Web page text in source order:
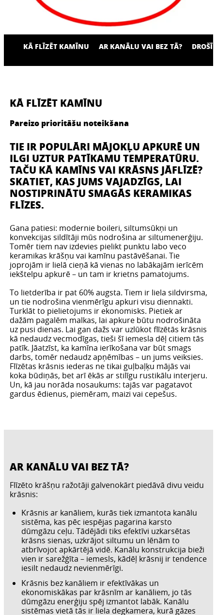
KĀ FLĪZĒT KAMĪNU AR KANĀLU VAI BEZ TĀ?
KĀ FLĪZĒT KAMĪNU
Pareizo prioritāšu noteikšana
TIE IR POPULĀRI MĀJOKĻU APKURĒ UN
ILGI UZTUR PATĪKAMU TEMPERATŪRU.
TAČU KĀ KAMĪNS VAI KRĀSNS JĀFLĪZĒ?
SKATIET, KAS JUMS VAJADZĪGS, LAI
NOSTIPRINĀTU SMAGĀS KERAMIKAS
FLĪZES.
Gana patiesi: modernie boileri, siltumsūkņi un
konvekcijas sildītāji mūs nodrošina ar siltumenerģiju.
Tomēr tiem nav izdevies pielikt punktu labo veco
keramikas krāšņu vai kamīnu pastāvēšanai. Tie
joprojām ir lielā cieņā kā vienas no labākajām ierīcēm
iekštelpu apkurē – un tam ir krietns pamatojums.
To lietderība ir pat 60% augsta. Tiem ir liela sildvirsma,
un tie nodrošina vienmērīgu apkuri visu diennakti.
Turklāt to pielietojums ir ekonomisks. Pietiek ar
dažām pagalēm malkas, lai apkure būtu nodrošināta
uz pusi dienas. Lai gan dažs var uzlūkot flīzētās krāsnis
kā nedaudz vecmodīgas, tieši šī iemesla dēļ citiem tās
patīk. Jāatzīst, ka kamīna ierīkošana var būt smags
darbs, tomēr nedaudz apņēmības – un jums veiksies.
Flīzētas krāsnis iederas ne tikai guļbaļķu mājās vai
koka būdiņās, bet arī ēkās ar stilīgu rustikālu interjeru.
Un, kā jau norāda nosaukums: tajās var pagatavot
gardus ēdienus, piemēram, maizi vai cepešus.
AR KANĀLU VAI BEZ TĀ?
Flīzēto krāšņu ražotāji galvenokārt piedāvā divu veidu
krāsnis:
Krāsnis ar kanāliem, kurās tiek izmantota kanālu
sistēma, kas pēc iespējas pagarina karsto
dūmgāzu ceļu. Tādējādi tiks efektīvi uzkarsētas
krāsns sienas, uzkrājot siltumu un lēnām to
atbrīvojot apkārtējā vidē. Kanālu konstrukcija bieži
vien ir sarežģīta – iemesls, kādēļ krāsnij ir tendence
iesilt nedaudz nevienmērīgi.
Krāsnis bez kanāliem ir efektīvākas un
ekonomiskākas par krāsnīm ar kanāliem, jo tās
dūmgāzu enerģiju spēj izmantot labāk. Kanālu
sistēmas vietā tās ir liela degkamera, kurā gāzes